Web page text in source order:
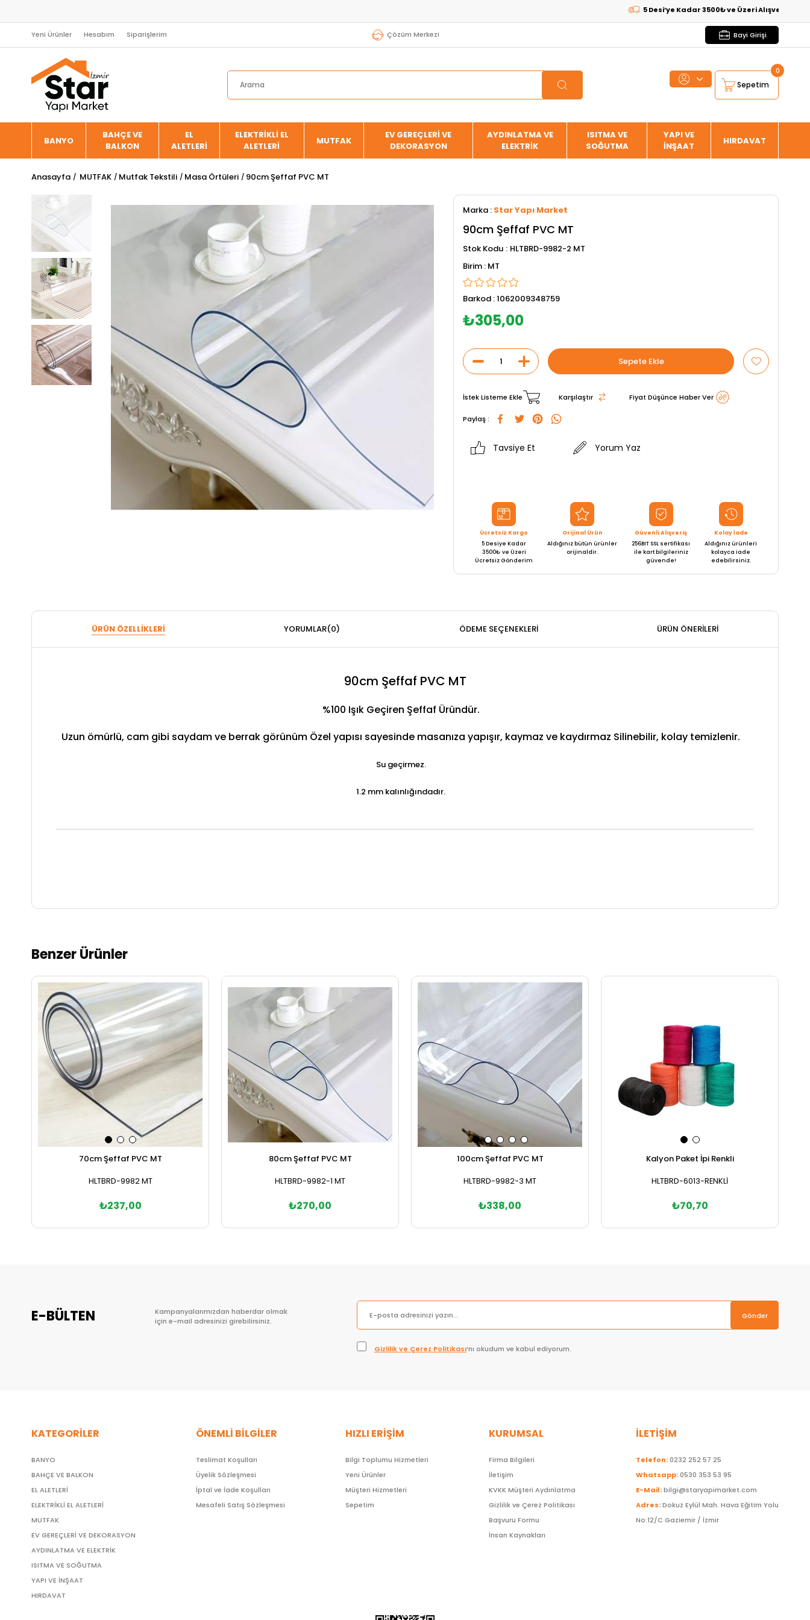
5 Desi’ye Kadar 3500₺ ve Üzeri Alışverişlerde
Yeni Ürünler Hesabım Siparişlerim Çözüm Merkezi Bayi Girişi
Sepetim
0
BANYO
BAHÇE VE
BALKON
EL
ALETLERİ
ELEKTRİKLİ EL
ALETLERİ
MUTFAK
EV GEREÇLERİ VE
DEKORASYON
AYDINLATMA VE
ELEKTRİK
ISITMA VE
SOĞUTMA
YAPI VE
İNŞAAT
HIRDAVAT
Anasayfa MUTFAK Mutfak Tekstili Masa Örtüleri 90cm Şeffaf PVC MT
Marka : Star Yapı Market
90cm Şeffaf PVC MT
Stok Kodu
HLTBRD-9982-2 MT
MT
Barkod :1062009348759
₺305,00
İstek Listeme Ekle Karşılaştır Fiyat Düşünce Haber Ver
Paylaş :
Tavsiye Et Yorum Yaz
Ücretsiz Kargo
5 Desiye Kadar
3500₺ ve Üzeri
Ücretsiz Gönderim
Orijinal Ürün
Aldığınız bütün ürünler
orijinaldir.
Güvenli Alışveriş
256BIT SSL sertifikası
ile kart bilgileriniz
güvende!
Kolay İade
Aldığınız ürünleri
kolayca iade
edebilirsiniz.
ÜRÜN ÖZELLIKLERI YORUMLAR(0) ÖDEME SEÇENEKLERI ÜRÜN ÖNERILERI
90cm Şeffaf PVC MT
%100 Işık Geçiren Şeffaf Üründür.
Uzun ömürlü, cam gibi saydam ve berrak görünüm Özel yapısı sayesinde masanıza yapışır, kaymaz ve kaydırmaz Silinebilir, kolay temizlenir.
Su geçirmez.
1.2 mm kalınlığındadır.
Benzer Ürünler
70cm Şeffaf PVC MT
HLTBRD-9982 MT
₺237,00
80cm Şeffaf PVC MT
HLTBRD-9982-1 MT
₺270,00
100cm Şeffaf PVC MT
HLTBRD-9982-3 MT
₺338,00
Kalyon Paket İpi Renkli
HLTBRD-6013-RENKLİ
₺70,70
E-BÜLTEN
Kampanyalarımızdan haberdar olmak
için e-mail adresinizi girebilirsiniz.
Gönder
Gizlilik ve Çerez Politikası’nı okudum ve kabul ediyorum.
KATEGORİLER
BANYO
BAHÇE VE BALKON
EL ALETLERİ
ELEKTRİKLİ EL ALETLERİ
MUTFAK
EV GEREÇLERİ VE DEKORASYON
AYDINLATMA VE ELEKTRİK
ISITMA VE SOĞUTMA
YAPI VE İNŞAAT
HIRDAVAT
ÖNEMLİ BİLGİLER
Teslimat Koşulları
Üyelik Sözleşmesi
İptal ve İade Koşulları
Mesafeli Satış Sözleşmesi
HIZLI ERİŞİM
Bilgi Toplumu Hizmetleri
Yeni Ürünler
Müşteri Hizmetleri
Sepetim
KURUMSAL
Firma Bilgileri
İletişim
KVKK Müşteri Aydınlatma
Gizlilik ve Çerez Politikası
Başvuru Formu
İnsan Kaynakları
İLETİŞİM
Telefon:0232 252 57 25
Whatsapp:0530 353 53 95
E-Mail:bilgi@staryapimarket.com
Adres:Dokuz Eylül Mah. Hava Eğitim Yolu
No:12/C Gaziemir / İzmir